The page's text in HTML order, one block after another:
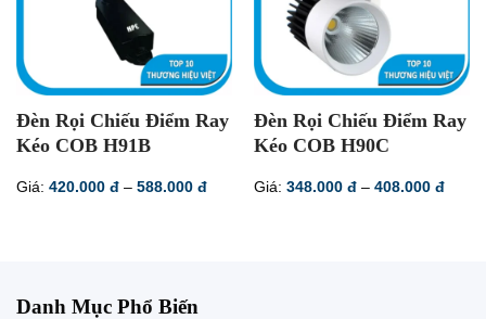
Đèn Rọi Chiếu Điểm Ray
Kéo COB H91B
Giá: 420.000 đ – 588.000 đKhoảng
Đèn Rọi Chiếu Điểm Ray
Kéo COB H90C
Giá: 348.000 đ – 408.000 đ
Danh Mục Phổ Biến